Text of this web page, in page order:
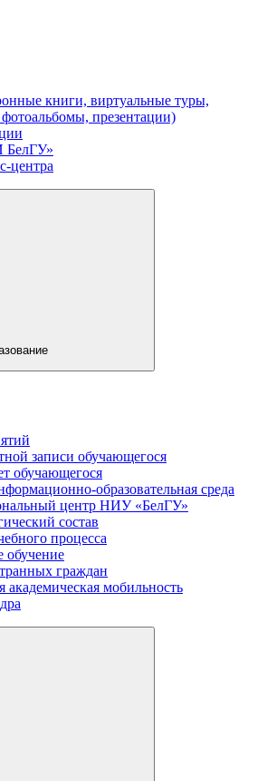
книги, виртуальные туры,
презентации)
БелГУ»
центра
записи обучающегося
обучающегося
образовательная среда
центр НИУ «БелГУ»
состав
процесса
обучение
граждан
мобильность